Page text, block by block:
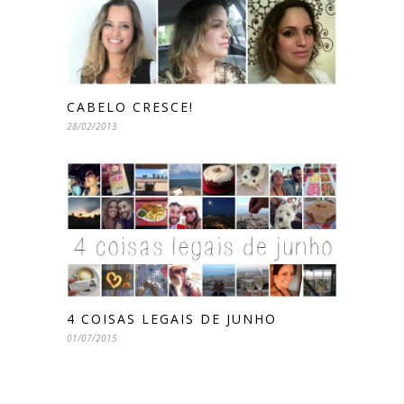
CABELO CRESCE!
28/02/2013
4 COISAS LEGAIS DE JUNHO
01/07/2015